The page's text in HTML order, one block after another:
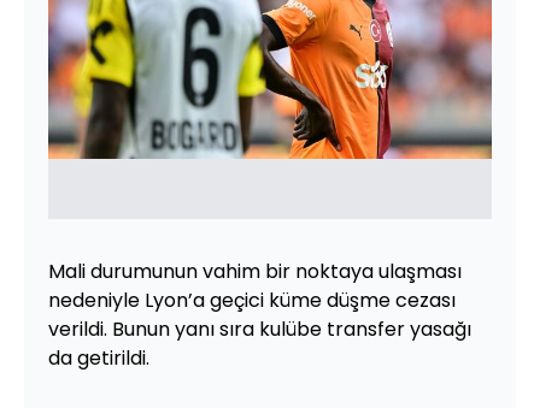
Mali durumunun vahim bir noktaya ulaşması
nedeniyle Lyon’a geçici küme düşme cezası
verildi. Bunun yanı sıra kulübe transfer yasağı
da getirildi.